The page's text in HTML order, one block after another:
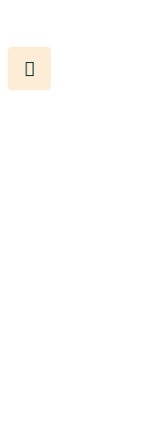
Ďalší
produkt